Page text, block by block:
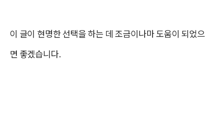
이 글이 현명한 선택을 하는 데 조금이나마 도움이 되었으
면 좋겠습니다.